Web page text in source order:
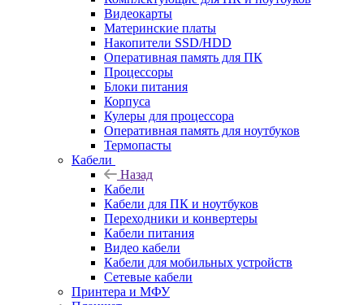
Видеокарты
Материнские платы
Накопители SSD/HDD
Оперативная память для ПК
Процессоры
Блоки питания
Корпуса
Кулеры для процессора
Оперативная память для ноутбуков
Термопасты
Кабели
Назад
Кабели
Кабели для ПК и ноутбуков
Переходники и конвертеры
Кабели питания
Видео кабели
Кабели для мобильных устройств
Сетевые кабели
Принтера и МФУ